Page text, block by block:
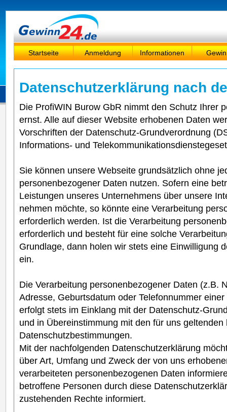
Startseite Anmeldung Informationen
Datenschutzerklärung nach
Die ProfiWIN Burow GbR nimmt den Schutz Ihrer
ernst. Alle auf dieser Website erhobenen Daten
Vorschriften der Datenschutz-Grundverordnung
Informations- und
Sie können unsere Webseite grundsätzlich ohne
personenbezogener Daten nutzen. Sofern eine
Leistungen unseres Unternehmens über unsere
nehmen möchte, so könnte eine Verarbeitung
erforderlich werden. Ist die Verarbeitung
erforderlich und besteht für eine solche
Grundlage, dann holen wir stets eine Einwilligung
ein.
Die Verarbeitung personenbezogener Daten (z.B.
Adresse, Geburtsdatum oder Telefonnummer
erfolgt stets im Einklang mit der Datenschutz-
und in Übereinstimmung mit den für uns
Datenschutzbestimmungen.
Mit der nachfolgenden Datenschutzerklärung
über Art, Umfang und Zweck der von uns
verarbeiteten personenbezogenen Daten
betroffene Personen durch diese
zustehenden Rechte informiert.